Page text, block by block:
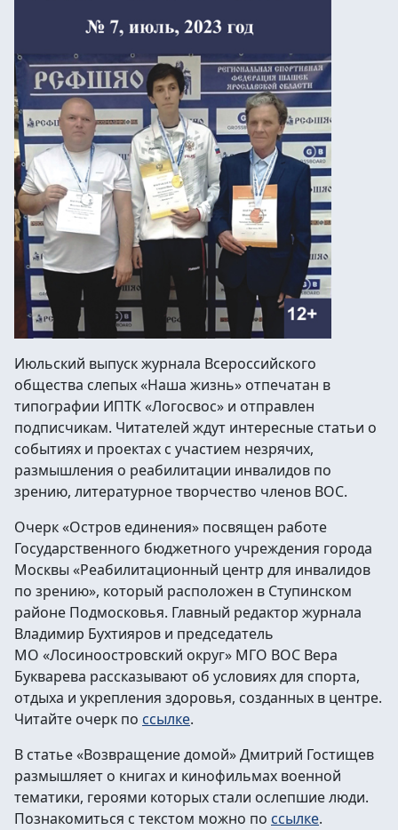
Июльский выпуск журнала Всероссийского
общества слепых «Наша жизнь» отпечатан в
типографии ИПТК «Логосвос» и отправлен
подписчикам. Читателей ждут интересные статьи о
событиях и проектах с участием незрячих,
размышления о реабилитации инвалидов по
зрению, литературное творчество членов ВОС.
Очерк «Остров единения» посвящен работе
Государственного бюджетного учреждения города
Москвы «Реабилитационный центр для инвалидов
по зрению», который расположен в Ступинском
районе Подмосковья. Главный редактор журнала
Владимир Бухтияров и председатель
МО «Лосиноостровский округ» МГО ВОС Вера
Букварева рассказывают об условиях для спорта,
отдыха и укрепления здоровья, созданных в центре.
Читайте очерк по ссылке.
В статье «Возвращение домой» Дмитрий Гостищев
размышляет о книгах и кинофильмах военной
тематики, героями которых стали ослепшие люди.
Познакомиться с текстом можно по ссылке.